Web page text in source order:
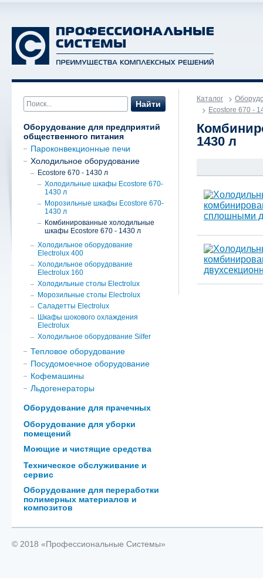
Найти
Оборудование для предприятий
общественного питания
Пароконвекционные печи
Холодильное оборудование
Ecostore 670 - 1430 л
Холодильные шкафы Ecostore 670-
1430 л
Морозильные шкафы Ecostore 670-
1430 л
Комбинированные холодильные
шкафы Ecostore 670 - 1430 л
Холодильное оборудование
Electrolux 400
Холодильное оборудование
Electrolux 160
Холодильные столы Electrolux
Морозильные столы Electrolux
Саладетты Electrolux
Шкафы шокового охлаждения
Electrolux
Холодильное оборудование Silfer
Тепловое оборудование
Посудомоечное оборудование
Кофемашины
Льдогенераторы
Оборудование для прачечных
Оборудование для уборки
помещений
Моющие и чистящие средства
Техническое обслуживание и
сервис
Оборудование для переработки
полимерных материалов и
композитов
Каталог
Ecostore 670 -
1430 л
© 2018 «Профессиональные Системы»